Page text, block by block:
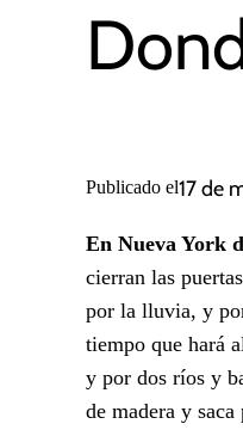
Publicado el17 de
En Nueva York
cierran las
por la lluvia, y
tiempo que hará
y por dos ríos y
de madera y